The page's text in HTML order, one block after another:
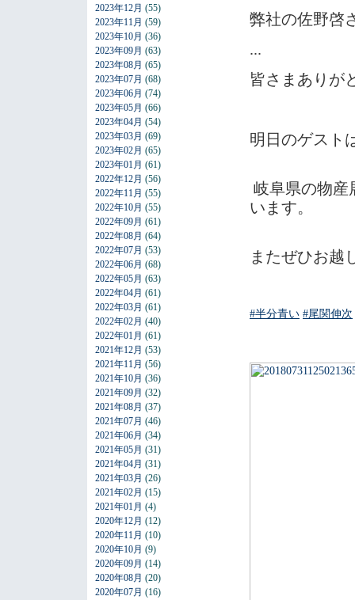
2023年12月 (55)
2023年11月 (59)
2023年10月 (36)
2023年09月 (63)
2023年08月 (65)
2023年07月 (68)
2023年06月 (74)
2023年05月 (66)
2023年04月 (54)
2023年03月 (69)
2023年02月 (65)
2023年01月 (61)
2022年12月 (56)
2022年11月 (55)
2022年10月 (55)
2022年09月 (61)
2022年08月 (64)
2022年07月 (53)
2022年06月 (68)
2022年05月 (63)
2022年04月 (61)
2022年03月 (61)
2022年02月 (40)
2022年01月 (61)
2021年12月 (53)
2021年11月 (56)
2021年10月 (36)
2021年09月 (32)
2021年08月 (37)
2021年07月 (46)
2021年06月 (34)
2021年05月 (31)
2021年04月 (31)
2021年03月 (26)
2021年02月 (15)
2021年01月 (4)
2020年12月 (12)
2020年11月 (10)
2020年10月 (9)
2020年09月 (14)
2020年08月 (20)
2020年07月 (16)
弊社の佐野啓
...
皆さまありが
明日のゲスト
岐阜県の物産
います。
またぜひお越
#半分青い #尾関伸次